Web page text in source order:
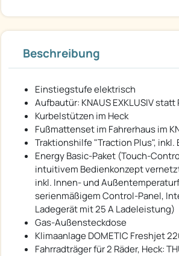
Beschreibung
Einstiegstufe elektrisch
Aufbautür: KNAUS EXKLUSIV statt
Kurbelstützen im Heck
Fußmattenset im Fahrerhaus im
Traktionshilfe "Traction Plus", inkl.
Energy Basic-Paket (Touch-
intuitivem Bedienkonzept
inkl. Innen- und
serienmäßigem Control-Panel,
Ladegerät mit 25 A Ladeleistung)
Gas-Außensteckdose
Klimaanlage DOMETIC Freshjet
Fahrradträger für 2 Räder, Heck: